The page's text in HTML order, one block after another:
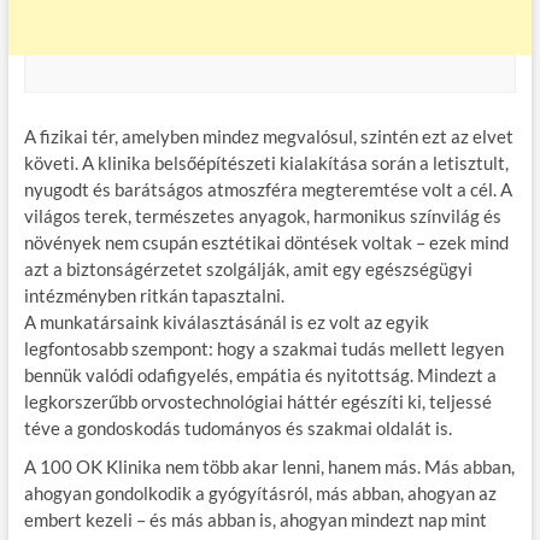
A fizikai tér, amelyben mindez megvalósul, szintén ezt az elvet
követi. A klinika belsőépítészeti kialakítása során a letisztult,
nyugodt és barátságos atmoszféra megteremtése volt a cél. A
világos terek, természetes anyagok, harmonikus színvilág és
növények nem csupán esztétikai döntések voltak – ezek mind
azt a biztonságérzetet szolgálják, amit egy egészségügyi
intézményben ritkán tapasztalni.
A munkatársaink kiválasztásánál is ez volt az egyik
legfontosabb szempont: hogy a szakmai tudás mellett legyen
bennük valódi odafigyelés, empátia és nyitottság. Mindezt a
legkorszerűbb orvostechnológiai háttér egészíti ki, teljessé
téve a gondoskodás tudományos és szakmai oldalát is.
A 100 OK Klinika nem több akar lenni, hanem más. Más abban,
ahogyan gondolkodik a gyógyításról, más abban, ahogyan az
embert kezeli – és más abban is, ahogyan mindezt nap mint